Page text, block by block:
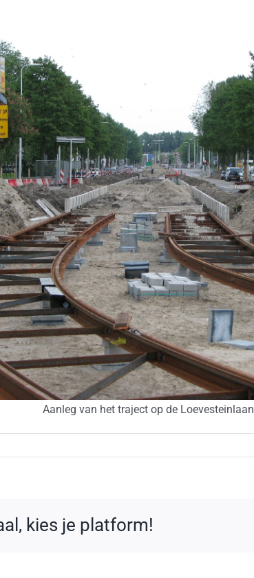
Aanleg van het traject op de Loevesteinlaan
kies je platform!